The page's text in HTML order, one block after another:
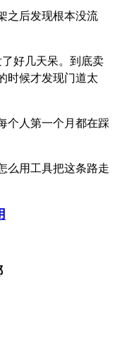
之后发现根本没流
好几天呆。到底卖
时候才发现门道太
个人第一个月都在踩
么用工具把这条路走